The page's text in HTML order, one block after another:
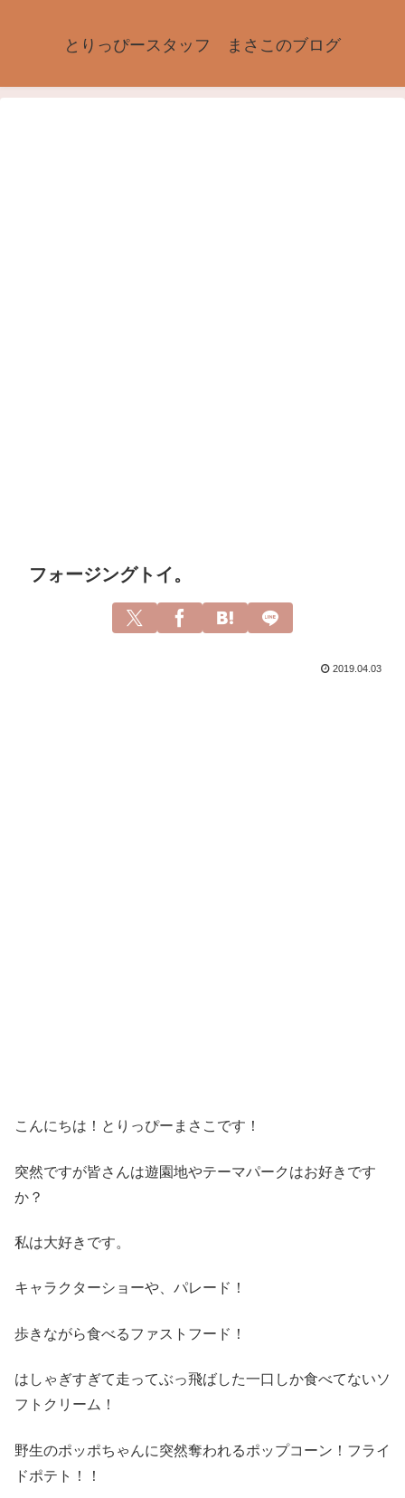
とりっぴースタッフ まさこのブログ
フォージングトイ。
2019.04.03
こんにちは！とりっぴーまさこです！
突然ですが皆さんは遊園地やテーマパークはお好きです
か？
私は大好きです。
キャラクターショーや、パレード！
歩きながら食べるファストフード！
はしゃぎすぎて走ってぶっ飛ばした一口しか食べてないソ
フトクリーム！
野生のポッポちゃんに突然奪われるポップコーン！フライ
ドポテト！！